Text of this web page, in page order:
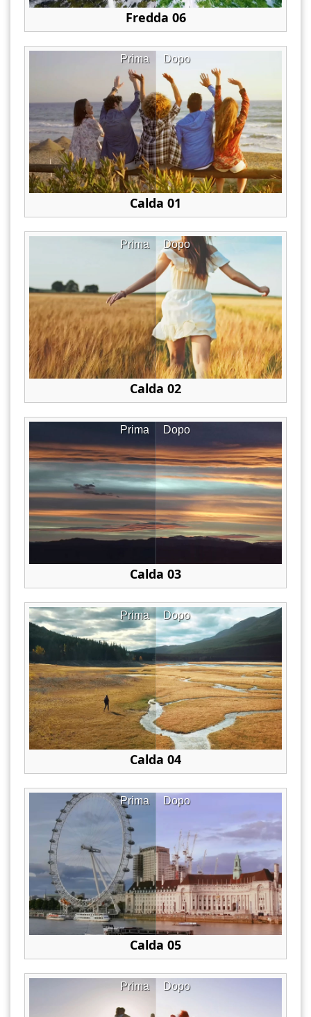
Fredda 06
Dopo
Prima
Calda 01
Dopo
Prima
Calda 02
Dopo
Prima
Calda 03
Dopo
Prima
Calda 04
Dopo
Prima
Calda 05
Dopo
Prima